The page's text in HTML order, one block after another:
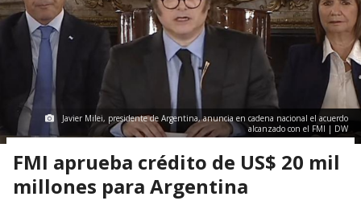
Javier Milei, presidente de Argentina, anuncia en cadena nacional el acuerdo
alcanzado con el FMI | DW
FMI aprueba crédito de US$ 20 mil
millones para Argentina